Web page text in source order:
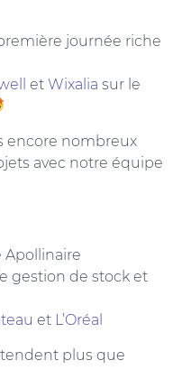
journée riche
et Wixalia sur le
encore nombreux
avec notre équipe
Apollinaire
gestion de stock et
et L’Oréal
plus que